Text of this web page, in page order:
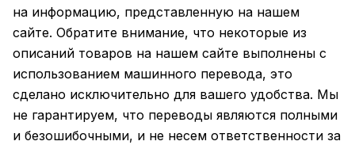
на информацию, представленную на нашем
сайте. Обратите внимание, что некоторые из
описаний товаров на нашем сайте выполнены с
использованием машинного перевода, это
сделано исключительно для вашего удобства. Мы
не гарантируем, что переводы являются полными
и безошибочными, и не несем ответственности за